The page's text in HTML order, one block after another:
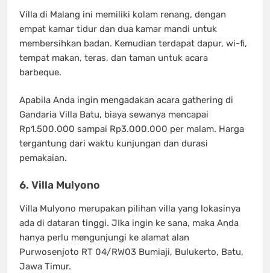
Villa di Malang ini memiliki kolam renang, dengan
empat kamar tidur dan dua kamar mandi untuk
membersihkan badan. Kemudian terdapat dapur, wi-fi,
tempat makan, teras, dan taman untuk acara
barbeque.
Apabila Anda ingin mengadakan acara gathering di
Gandaria Villa Batu, biaya sewanya mencapai
Rp1.500.000 sampai Rp3.000.000 per malam. Harga
tergantung dari waktu kunjungan dan durasi
pemakaian.
6. Villa Mulyono
Villa Mulyono merupakan pilihan villa yang lokasinya
ada di dataran tinggi. JIka ingin ke sana, maka Anda
hanya perlu mengunjungi ke alamat alan
Purwosenjoto RT 04/RW03 Bumiaji, Bulukerto, Batu,
Jawa Timur.